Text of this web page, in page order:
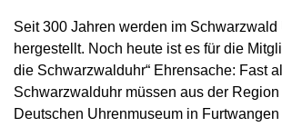
Seit 300 Jahren werden im Schwarzwald
hergestellt. Noch heute ist es für die
die Schwarzwalduhr“ Ehrensache: Fast
Schwarzwalduhr müssen aus der Region
Deutschen Uhrenmuseum in